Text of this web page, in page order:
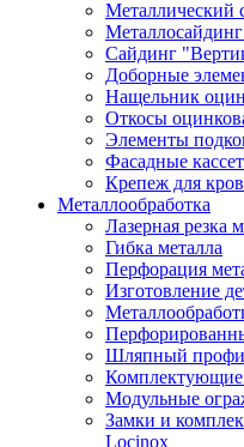
Металлический
Металлосайдинг
Сайдинг
Доборные
Нащельник
Откосы
Элементы
Фасадные
Крепеж для
Металлообработка
Лазерная резка
Гибка металла
Перфорация
Изготовление
Шляпный
Комплектующие
Модульные
Замки и
Locinox